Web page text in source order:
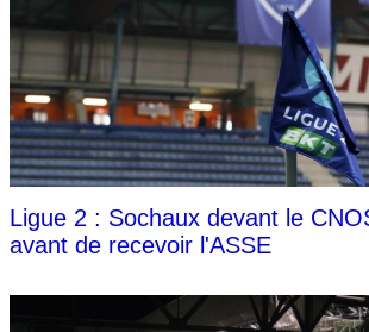
Ligue 2 : Sochaux devant le
avant de recevoir l'ASSE